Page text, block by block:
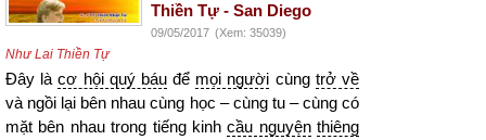
Thiền Tự - San Diego
09/05/2017 (Xem: 35039)
Như Lai Thiền Tự
Đây làcơ hội quý báuđể mọi người cùng trở về
và ngồi lại bên nhau cùng học – cùng tu – cùng có
mặt bên nhau trong tiếng kinhcầu nguyện thiêng